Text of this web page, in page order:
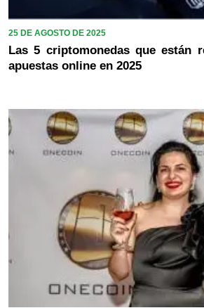
25 DE AGOSTO DE 2025
Las 5 criptomonedas que están
apuestas online en 2025